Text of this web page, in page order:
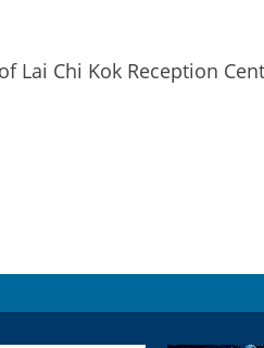
Lai Chi Kok Reception